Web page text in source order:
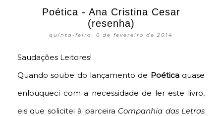
Poética - Ana Cristina Cesar
(resenha)
quinta-feira, 6 de fevereiro de 2014
Saudações Leitores!
Quando soube do lançamento de Poéticaquase
enlouqueci com a necessidade de ler este livro,
eis que solicitei à parceira Companhia das Letras